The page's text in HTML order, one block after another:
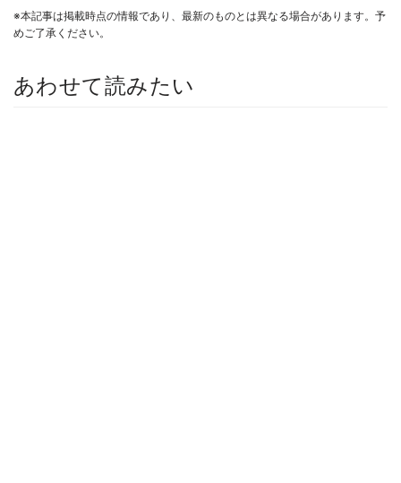
※本記事は掲載時点の情報であり、最新のものとは異なる場合があります。予
めご了承ください。
あわせて読みたい